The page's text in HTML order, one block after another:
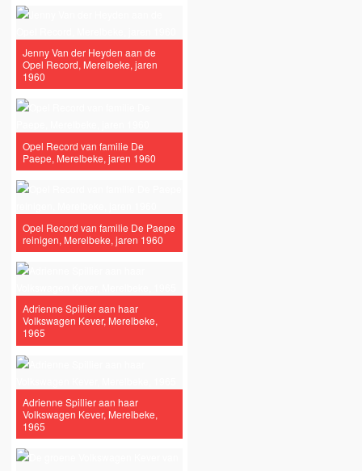
Jenny Van der Heyden aan de
Opel Record, Merelbeke, jaren
1960
Opel Record van familie De
Paepe, Merelbeke, jaren 1960
Opel Record van familie De Paepe
reinigen, Merelbeke, jaren 1960
Adrienne Spillier aan haar
Volkswagen Kever, Merelbeke,
1965
Adrienne Spillier aan haar
Volkswagen Kever, Merelbeke,
1965